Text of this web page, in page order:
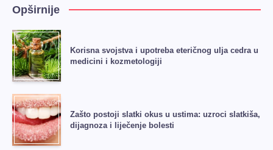
Opširnije
Korisna svojstva i upotreba eteričnog ulja cedra u
medicini i kozmetologiji
Zašto postoji slatki okus u ustima: uzroci slatkiša,
dijagnoza i liječenje bolesti